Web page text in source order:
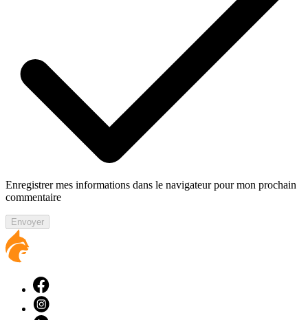
Enregistrer mes informations dans le navigateur pour mon prochain
commentaire
Envoyer